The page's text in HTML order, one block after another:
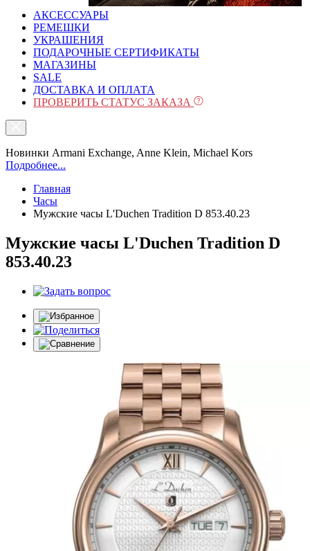
АКСЕССУАРЫ
РЕМЕШКИ
УКРАШЕНИЯ
ПОДАРОЧНЫЕ СЕРТИФИКАТЫ
МАГАЗИНЫ
SALE
ДОСТАВКА И ОПЛАТА
ПРОВЕРИТЬ СТАТУС ЗАКАЗА
Новинки Armani Exchange, Anne Klein, Michael Kors
Подробнее...
Главная
Часы
Мужские часы L'Duchen Tradition D 853.40.23
Мужские часы L'Duchen Tradition D
853.40.23